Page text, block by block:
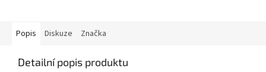
Popis Diskuze Značka
Detailní popis produktu